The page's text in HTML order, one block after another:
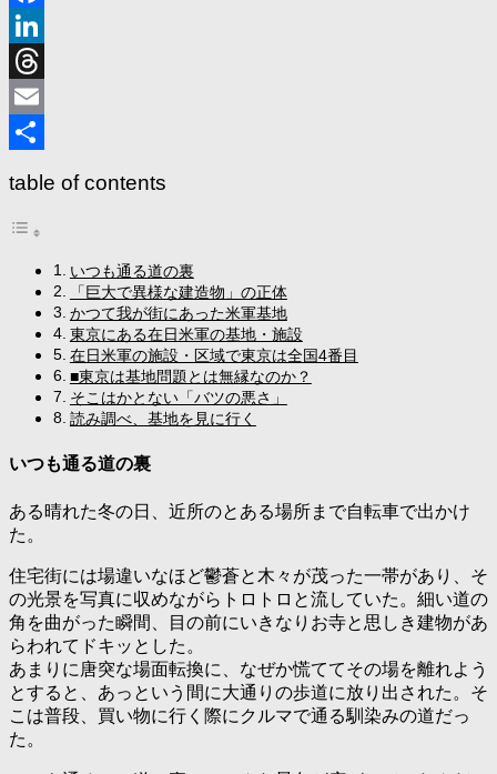
Facebook
LinkedIn
Threads
Email
table of contents
いつも通る道の裏
「巨大で異様な建造物」の正体
かつて我が街にあった米軍基地
東京にある在日米軍の基地・施設
在日米軍の施設・区域で東京は全国4番目
■東京は基地問題とは無縁なのか？
そこはかとない「バツの悪さ」
読み調べ、基地を見に行く
いつも通る道の裏
ある晴れた冬の日、近所のとある場所まで自転車で出かけ
た。
住宅街には場違いなほど鬱蒼と木々が茂った一帯があり、そ
の光景を写真に収めながらトロトロと流していた。細い道の
角を曲がった瞬間、目の前にいきなりお寺と思しき建物があ
らわれてドキッとした。
あまりに唐突な場面転換に、なぜか慌ててその場を離れよう
とすると、あっという間に大通りの歩道に放り出された。そ
こは普段、買い物に行く際にクルマで通る馴染みの道だっ
た。